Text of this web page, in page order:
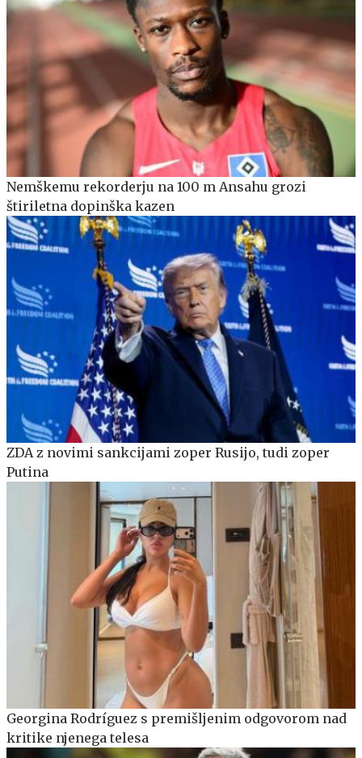
Nemškemu rekorderju na 100 m Ansahu grozi
štiriletna dopinška kazen
ZDA z novimi sankcijami zoper Rusijo, tudi zoper
Putina
Georgina Rodríguez s premišljenim odgovorom nad
kritike njenega telesa